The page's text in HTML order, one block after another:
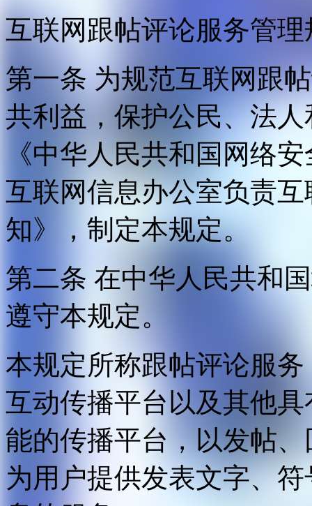
互联网跟帖评论服务管理
第一条 为规范互联网跟
共利益，保护公民、法
《中华人民共和国网络
互联网信息办公室负责
知》，制定本规定。
第二条 在中华人民共和
遵守本规定。
本规定所称跟帖评论服
互动传播平台以及其他
能的传播平台，以发帖
为用户提供发表文字、